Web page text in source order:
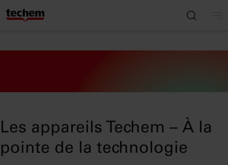
Les appareils Techem – À la
pointe de la technologie